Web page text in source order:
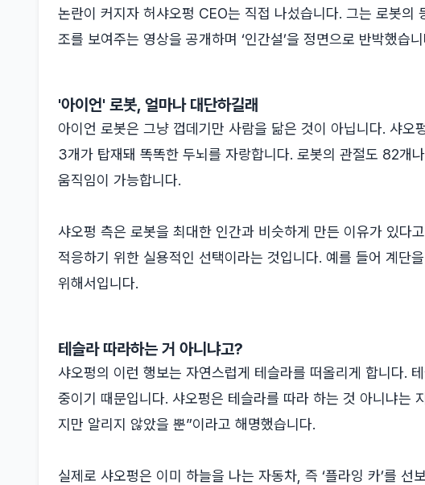
논란이 커지자 허샤오펑 CEO는 직접 나섰습니다. 그는 로봇의
조를 보여주는 영상을 공개하며 ‘인간설’을 정면으로 반박했습
'아이언' 로봇, 얼마나 대단하길래
아이언 로봇은 그냥 껍데기만 사람을 닮은 것이 아닙니다. 샤오
3개가 탑재돼 똑똑한 두뇌를 자랑합니다. 로봇의 관절도 82개
움직임이 가능합니다.
샤오펑 측은 로봇을 최대한 인간과 비슷하게 만든 이유가 있다
적응하기 위한 실용적인 선택이라는 것입니다. 예를 들어 계단
위해서입니다.
테슬라 따라하는 거 아니냐고?
샤오펑의 이런 행보는 자연스럽게 테슬라를 떠올리게 합니다.
중이기 때문입니다. 샤오펑은 테슬라를 따라 하는 것 아니냐는
지만 알리지 않았을 뿐”이라고 해명했습니다.
실제로 샤오펑은 이미 하늘을 나는 자동차, 즉 ‘플라잉 카’를 선